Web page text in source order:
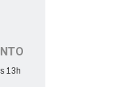
13h